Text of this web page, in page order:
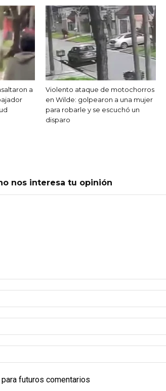
a
Violento ataque de motochorros
en Wilde: golpearon a una mujer
para robarle y se escuchó un
disparo
nos interesa tu opinión
futuros comentarios